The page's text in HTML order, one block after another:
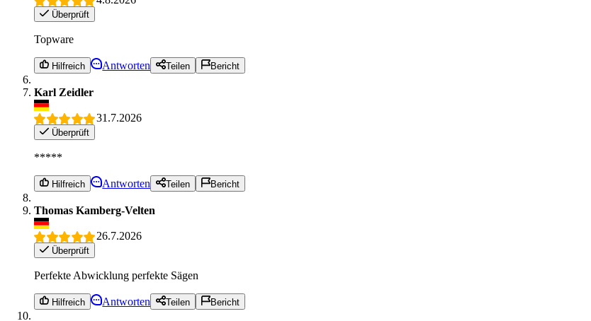
Überprüft
Topware
Hilfreich Antworten Teilen Bericht
Karl Zeidler
31.7.2026
Überprüft
*****
Hilfreich Antworten Teilen Bericht
Thomas Kamberg-Velten
26.7.2026
Überprüft
Perfekte Abwicklung perfekte Sägen
Hilfreich Antworten Teilen Bericht